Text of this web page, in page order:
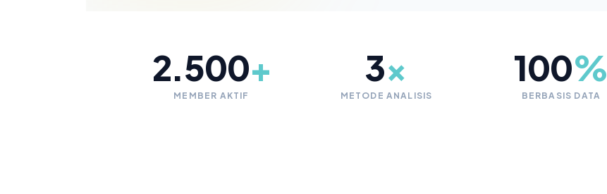
2.500+
MEMBER AKTIF
3×
METODE ANALISIS
100%
BERBASIS DATA